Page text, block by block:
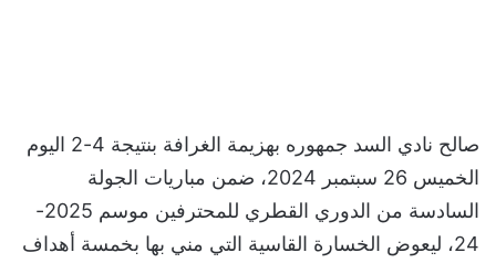
صالح نادي السد جمهوره بهزيمة الغرافة بنتيجة 4-2 اليوم
الخميس 26 سبتمبر 2024، ضمن مباريات الجولة
السادسة من الدوري القطري للمحترفين موسم 2025-
24، ليعوض الخسارة القاسية التي مني بها بخمسة أهداف